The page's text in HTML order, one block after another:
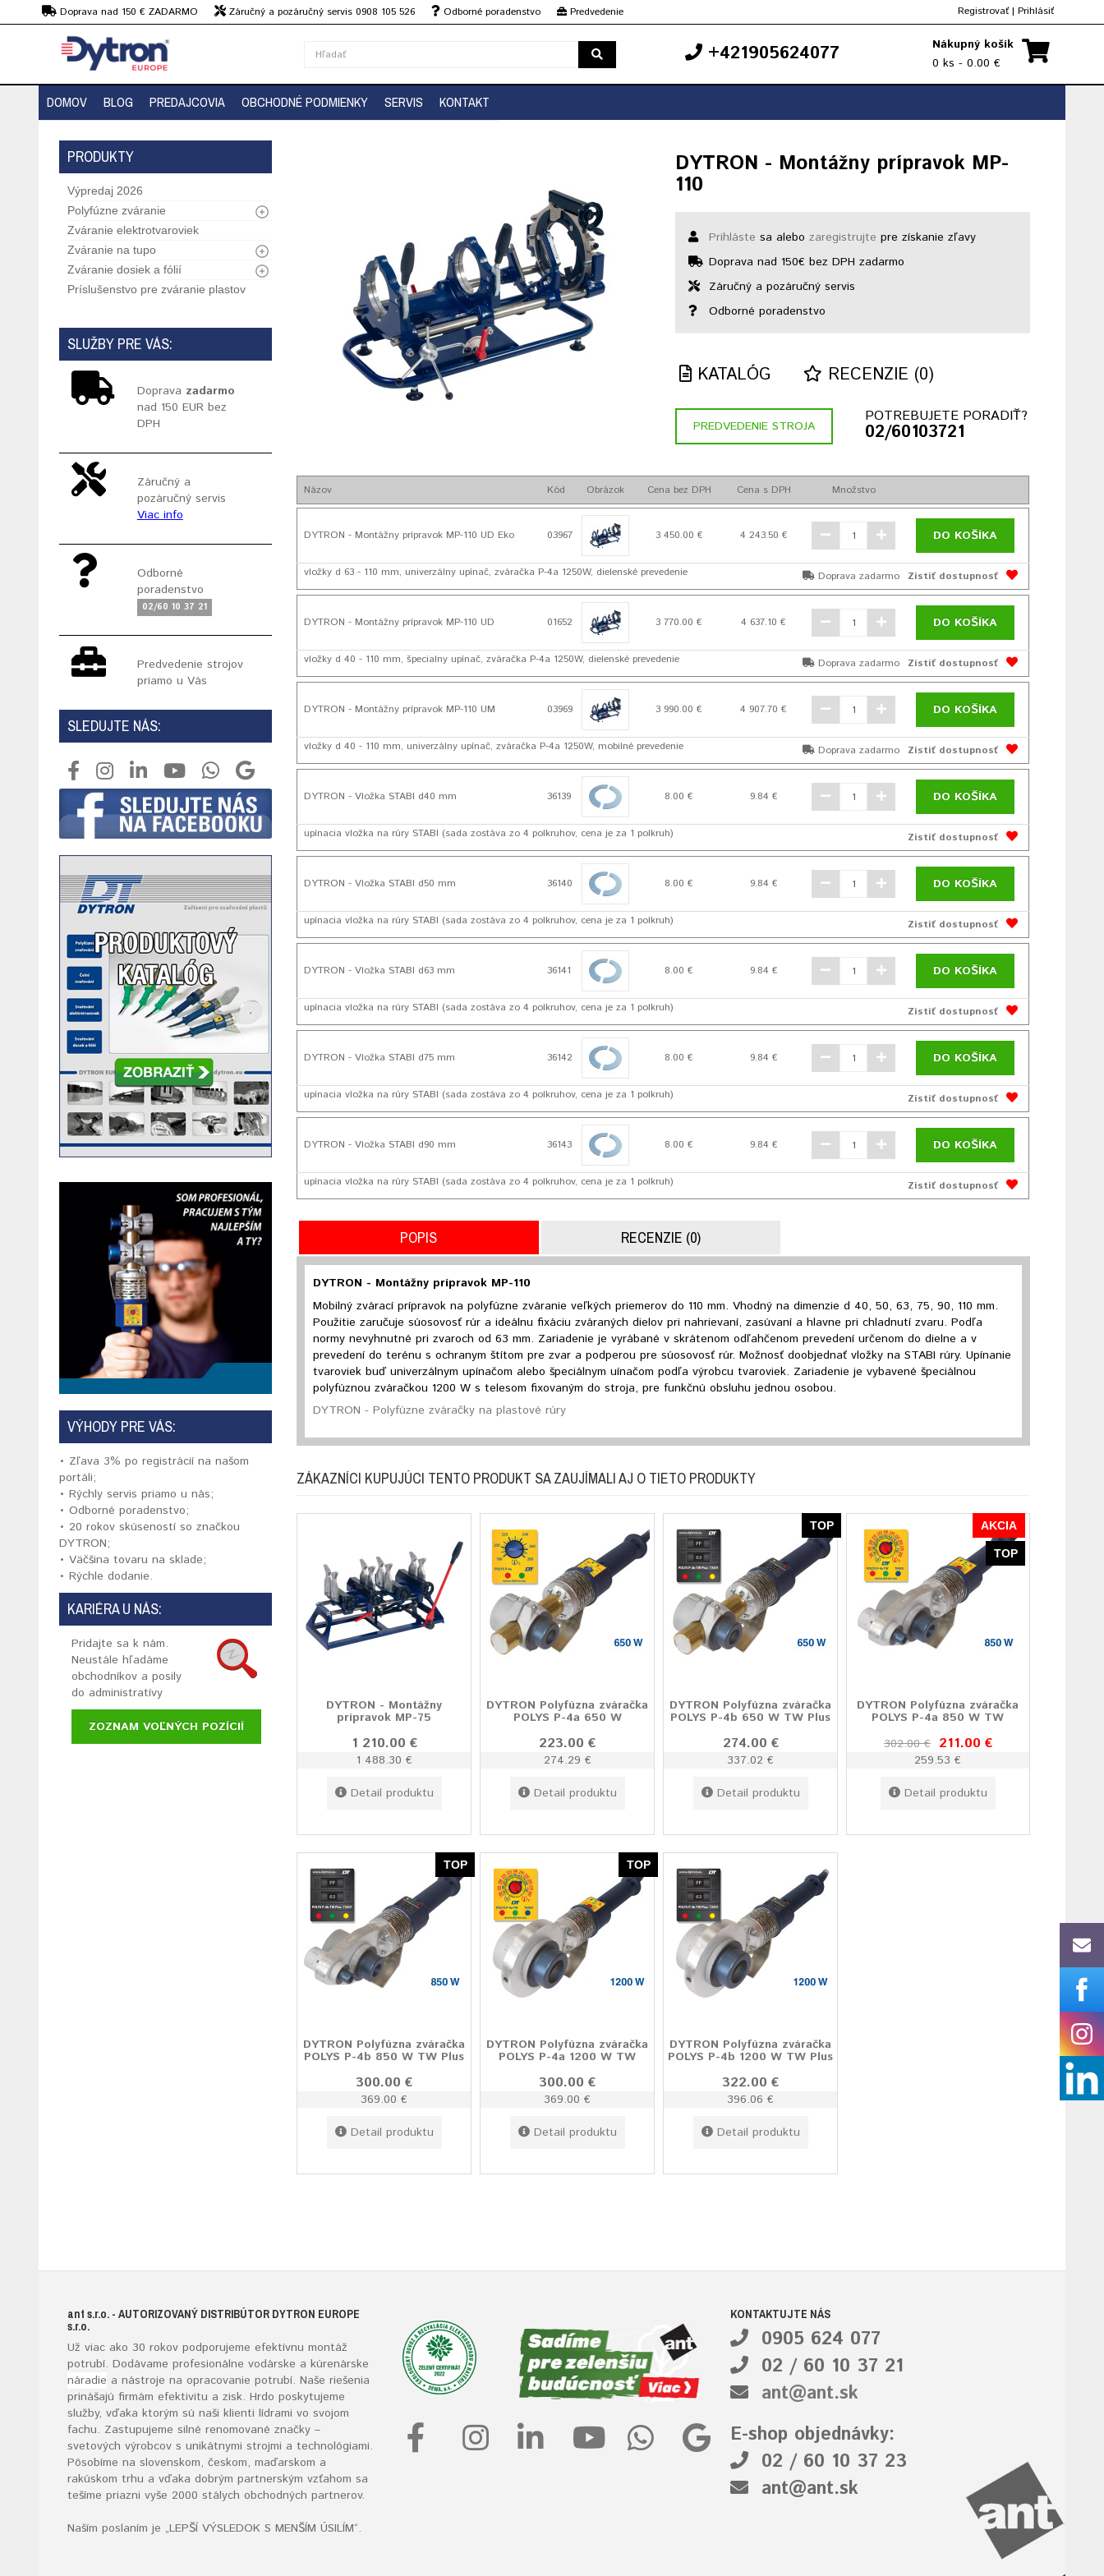
Doprava nad 150 € ZADARMO Záručný a pozáručný servis 0908 105 526 Odborné poradenstvo
Predvedenie
strojov
Registrovať | Prihlásiť
+421905624077
Nákupný košík
0 ks - 0.00 €
DOMOV BLOG PREDAJCOVIA OBCHODNÉ PODMIENKY SERVIS KONTAKT
PRODUKTY
Výpredaj 2026
Polyfúzne zváranie
Zváranie elektrotvaroviek
Zváranie na tupo
Zváranie dosiek a fólií
Príslušenstvo pre zváranie plastov
SLUŽBY PRE VÁS:
Doprava zadarmo
nad 150 EUR bez
DPH
Záručný a
pozáručný servis
Viac info
Odborné
poradenstvo
02/60 10 37 21
Predvedenie strojov
priamo u Vás
SLEDUJTE NÁS:
VÝHODY PRE VÁS:
• Zľava 3% po registrácií na našom
portáli;
• Rýchly servis priamo u nás;
• Odborné poradenstvo;
• 20 rokov skúseností so značkou
DYTRON;
• Väčšina tovaru na sklade;
• Rýchle dodanie.
KARIÉRA U NÁS:
Pridajte sa k nám.
Neustále hľadáme
obchodníkov a posily
do administratívy
ZOZNAM VOĽNÝCH POZÍCIÍ
DYTRON - Montážny prípravok MP-
110
Prihláste sa alebozaregistrujte pre získanie zľavy
Doprava nad 150€ bez DPH zadarmo
Záručný a pozáručný servis
Odborné poradenstvo
KATALÓG RECENZIE (0)
PREDVEDENIE STROJA
POTREBUJETE PORADIŤ?
02/60103721
Názov Kód Obrázok Cena bez DPH Cena s DPH Množstvo
DYTRON - Montážny prípravok MP-110 UD Eko 03967 3 450.00 € 4 243.50 € DO KOŠÍKA
vložky d 63 - 110 mm, univerzálny upínač, zváračka P-4a 1250W, dielenské prevedenie Zistiť dostupnosť
Doprava zadarmo
DYTRON - Montážny prípravok MP-110 UD 01652 3 770.00 € 4 637.10 € DO KOŠÍKA
vložky d 40 - 110 mm, špecialny upínač, zváračka P-4a 1250W, dielenské prevedenie Zistiť dostupnosť
Doprava zadarmo
DYTRON - Montážny prípravok MP-110 UM 03969 3 990.00 € 4 907.70 € DO KOŠÍKA
vložky d 40 - 110 mm, univerzálny upínač, zváračka P-4a 1250W, mobilné prevedenie Zistiť dostupnosť
Doprava zadarmo
DYTRON - Vložka STABI d40 mm 36139 8.00 € 9.84 € DO KOŠÍKA
upínacia vložka na rúry STABI (sada zostáva zo 4 polkruhov, cena je za 1 polkruh) Zistiť dostupnosť
DYTRON - Vložka STABI d50 mm 36140 8.00 € 9.84 € DO KOŠÍKA
upínacia vložka na rúry STABI (sada zostáva zo 4 polkruhov, cena je za 1 polkruh) Zistiť dostupnosť
DYTRON - Vložka STABI d63 mm 36141 8.00 € 9.84 € DO KOŠÍKA
upínacia vložka na rúry STABI (sada zostáva zo 4 polkruhov, cena je za 1 polkruh) Zistiť dostupnosť
DYTRON - Vložka STABI d75 mm 36142 8.00 € 9.84 € DO KOŠÍKA
upínacia vložka na rúry STABI (sada zostáva zo 4 polkruhov, cena je za 1 polkruh) Zistiť dostupnosť
DYTRON - Vložka STABI d90 mm 36143 8.00 € 9.84 € DO KOŠÍKA
upínacia vložka na rúry STABI (sada zostáva zo 4 polkruhov, cena je za 1 polkruh) Zistiť dostupnosť
POPIS RECENZIE (0)
DYTRON - Montážny prípravok MP-110
Mobilný zvárací prípravok na polyfúzne zváranie veľkých priemerov do 110 mm. Vhodný na dimenzie d 40, 50, 63, 75, 90, 110 mm.
Použitie zaručuje súosovosť rúr a ideálnu fixáciu zváraných dielov pri nahrievaní, zasúvaní a hlavne pri chladnutí zvaru. Podľa
normy nevyhnutné pri zvaroch od 63 mm. Zariadenie je vyrábané v skrátenom odľahčenom prevedení určenom do dielne a v
prevedení do terénu s ochranym štítom pre zvar a podperou pre súosovosť rúr. Možnosť doobjednať vložky na STABI rúry. Upínanie
tvaroviek buď univerzálnym upínačom alebo špeciálnym uínačom podľa výrobcu tvaroviek. Zariadenie je vybavené špeciálnou
polyfúznou zváračkou 1200 W s telesom fixovaným do stroja, pre funkčnú obsluhu jednou osobou.
DYTRON - Polyfúzne zváračky na plastové rúry
ZÁKAZNÍCI KUPUJÚCI TENTO PRODUKT SA ZAUJÍMALI AJ O TIETO PRODUKTY
DYTRON - Montážny
prípravok MP-75
1 210.00 €
1 488.30 €
Detail produktu
DYTRON Polyfúzna zváračka
POLYS P-4a 650 W
223.00 €
274.29 €
Detail produktu
TOP
DYTRON Polyfúzna zváračka
POLYS P-4b 650 W TW Plus
274.00 €
337.02 €
Detail produktu
AKCIA
TOP
DYTRON Polyfúzna zváračka
POLYS P-4a 850 W TW
302.00 € 211.00 €
259.53 €
Detail produktu
TOP
DYTRON Polyfúzna zváračka
POLYS P-4b 850 W TW Plus
300.00 €
369.00 €
Detail produktu
TOP
DYTRON Polyfúzna zváračka
POLYS P-4a 1200 W TW
300.00 €
369.00 €
Detail produktu
DYTRON Polyfúzna zváračka
POLYS P-4b 1200 W TW Plus
322.00 €
396.06 €
Detail produktu
ant s.r.o. - AUTORIZOVANÝ DISTRIBÚTOR DYTRON EUROPE
s.r.o.
Už viac ako 30 rokov podporujeme efektívnu montáž
potrubí. Dodávame profesionálne vodárske a kúrenárske
náradie a nástroje na opracovanie potrubí. Naše riešenia
prinášajú firmám efektivitu a zisk. Hrdo poskytujeme
služby, vďaka ktorým sú naši klienti lídrami vo svojom
fachu. Zastupujeme silné renomované značky –
svetových výrobcov s unikátnymi strojmi a technológiami.
Pôsobíme na slovenskom, českom, maďarskom a
rakúskom trhu a vďaka dobrým partnerským vzťahom sa
tešíme priazni vyše 2000 stálych obchodných partnerov.
Naším poslaním je „LEPŠÍ VÝSLEDOK S MENŠÍM ÚSILÍM“.
KONTAKTUJTE NÁS
0905 624 077
02 / 60 10 37 21
ant@ant.sk
E-shop objednávky:
02 / 60 10 37 23
ant@ant.sk